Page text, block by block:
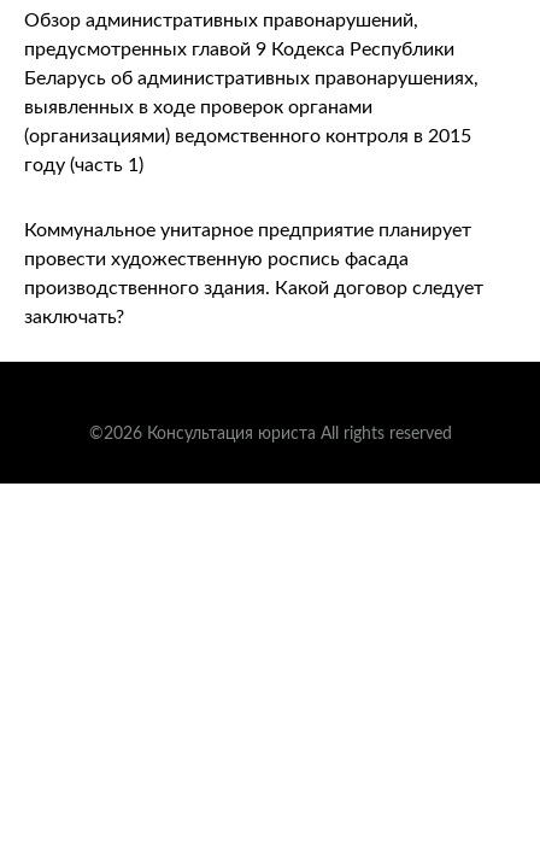
Обзор административных правонарушений,
предусмотренных главой 9 Кодекса Республики
Беларусь об административных правонарушениях,
выявленных в ходе проверок органами
(организациями) ведомственного контроля в 2015
году (часть 1)
Коммунальное унитарное предприятие планирует
провести художественную роспись фасада
производственного здания. Какой договор следует
заключать?
©2026 Консультация юриста All rights reserved